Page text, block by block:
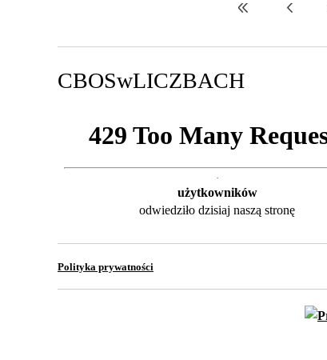
CBOSwLICZBACH
użytkowników
odwiedziło dzisiaj naszą stronę
Polityka prywatności